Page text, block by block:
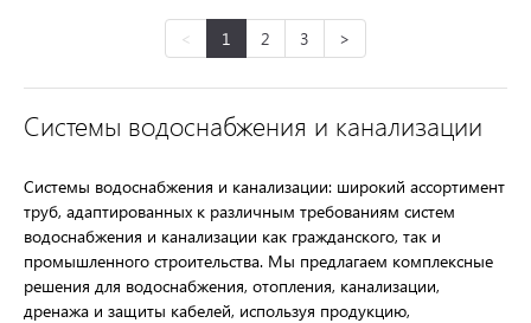
< 1 2 3 >
Системы водоснабжения и канализации
Системы водоснабжения и канализации: широкий ассортимент
труб, адаптированных к различным требованиям систем
водоснабжения и канализации как гражданского, так и
промышленного строительства. Мы предлагаем комплексные
решения для водоснабжения, отопления, канализации,
дренажа и защиты кабелей, используя продукцию,